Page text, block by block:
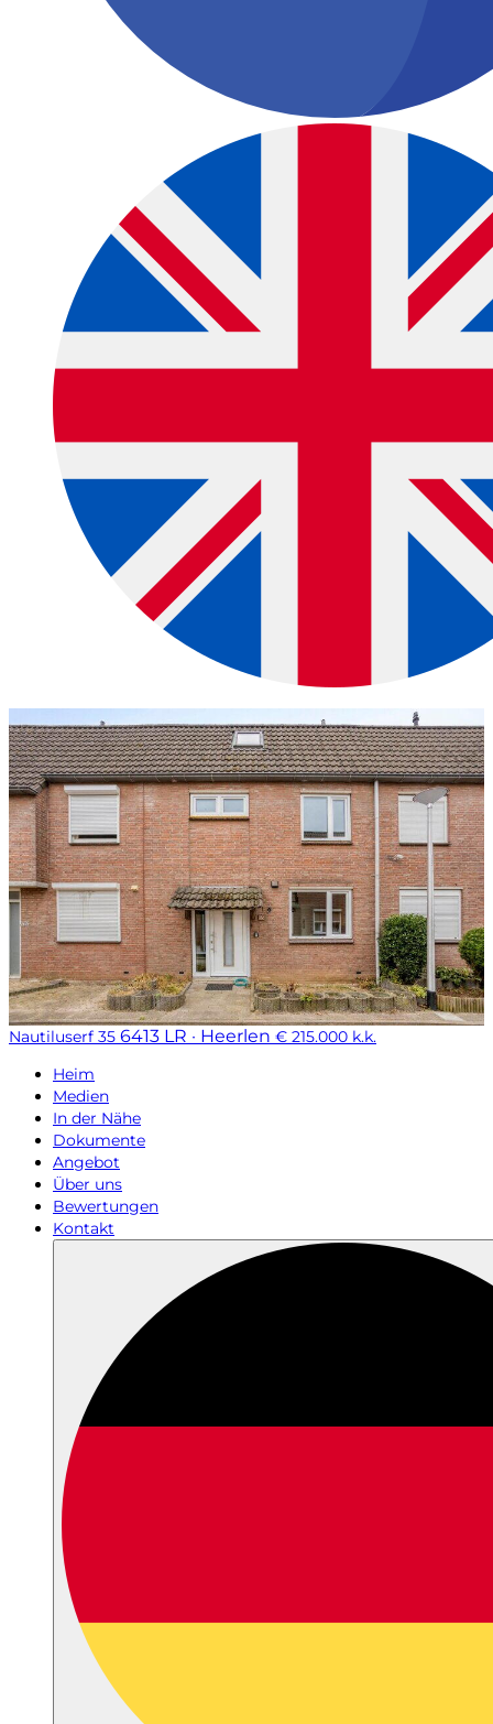
Nautiluserf 35 6413 LR · Heerlen € 215.000 k.k.
Heim
Medien
In der Nähe
Dokumente
Angebot
Über uns
Bewertungen
Kontakt